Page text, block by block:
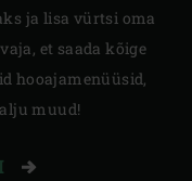
ja lisa vürtsi oma
et saada kõige
hooajamenüüsid,
muud!